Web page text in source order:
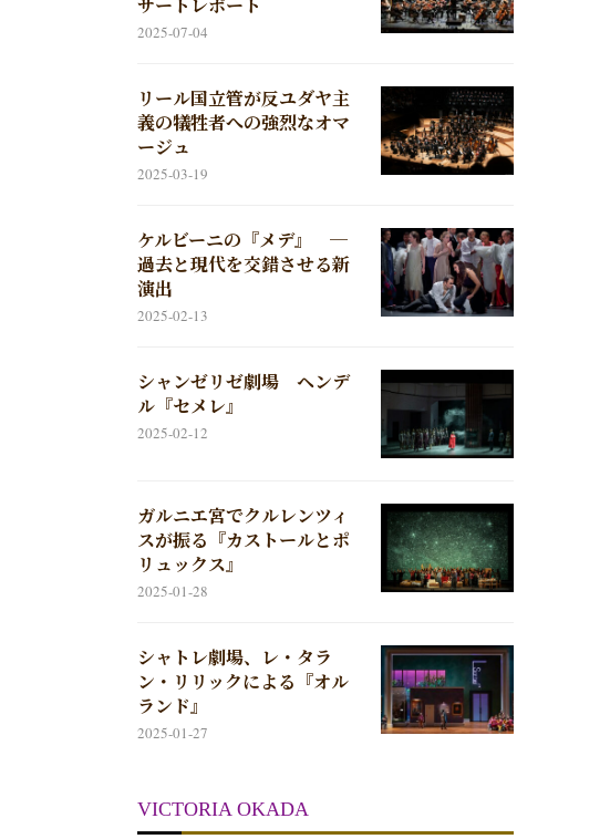
2025-07-04
リール国立管が反ユダヤ主
義の犠牲者への強烈なオマ
ージュ
2025-03-19
ケルビーニの『メデ』 ─
過去と現代を交錯させる新
演出
2025-02-13
シャンゼリゼ劇場 ヘンデ
ル『セメレ』
2025-02-12
ガルニエ宮でクルレンツィ
スが振る『カストールとポ
リュックス』
2025-01-28
シャトレ劇場、レ・タラ
ン・リリックによる『オル
ランド』
2025-01-27
VICTORIA OKADA